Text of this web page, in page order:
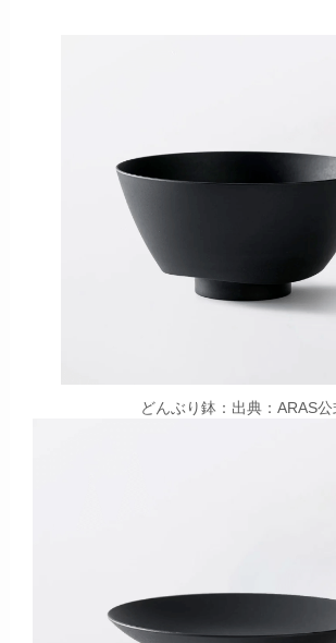
どんぶり鉢：出典：ARAS公